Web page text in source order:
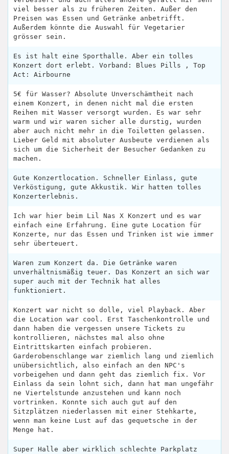
viel besser als zu früheren Zeiten. Außer den
Preisen was Essen und Getränke anbetrifft.
Außerdem könnte die Auswahl für Vegetarier
grösser sein.
Es ist halt eine Sporthalle. Aber ein tolles
Konzert dort erlebt. Vorband: Blues Pills , Top
Act: Airbourne
5€ für Wasser? Absolute Unverschämtheit nach
einem Konzert, in denen nicht mal die ersten
Reihen mit Wasser versorgt wurden. Es war sehr
warm und wir waren sicher alle durstig, wurden
aber auch nicht mehr in die Toiletten gelassen.
Lieber Geld mit absoluter Ausbeute verdienen als
sich um die Sicherheit der Besucher Gedanken zu
machen.
Gute Konzertlocation. Schneller Einlass, gute
Verköstigung, gute Akkustik. Wir hatten tolles
Konzerterlebnis.
Ich war hier beim Lil Nas X Konzert und es war
einfach eine Erfahrung. Eine gute Location für
Konzerte, nur das Essen und Trinken ist wie immer
sehr überteuert.
Waren zum Konzert da. Die Getränke waren
unverhältnismäßig teuer. Das Konzert an sich war
super auch mit der Technik hat alles
funktioniert.
Konzert war nicht so dolle, viel Playback. Aber
die Location war cool. Erst Taschenkontrolle und
dann haben die vergessen unsere Tickets zu
kontrollieren, nächstes mal also ohne
Eintrittskarten einfach probieren.
Garderobenschlange war ziemlich lang und ziemlich
unübersichtlich, also einfach an den NPC's
vorbeigehen und dann geht das ziemlich fix. Vor
Einlass da sein lohnt sich, dann hat man ungefähr
ne Viertelstunde anzustehen und kann noch
vortrinken. Konnte sich auch gut auf den
Sitzplätzen niederlassen mit einer Stehkarte,
wenn man keine Lust auf das gequetsche in der
Menge hat.
Super Halle aber wirklich schlechte Parkplatz